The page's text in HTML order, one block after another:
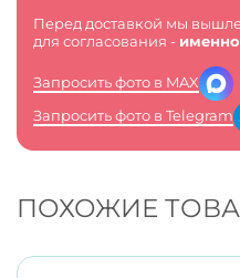
Перед доставкой мы
для согласования -
Запросить фото в MAX
Запросить фото в Telegram
ПОХОЖИЕ